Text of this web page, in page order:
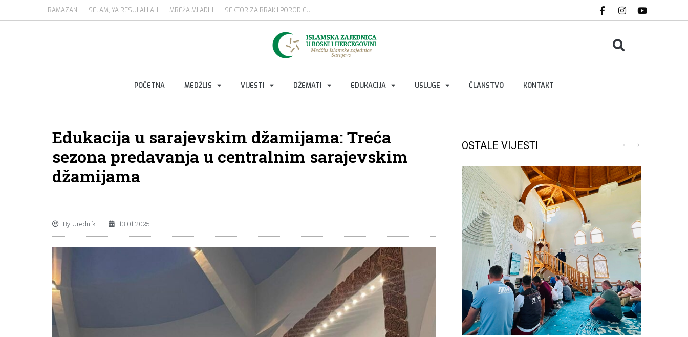
RAMAZAN SELAM, YA RESULALLAH MREŽA MLADIH SEKTOR ZA BRAK I PORODICU
POČETNA MEDŽLIS VIJESTI DŽEMATI EDUKACIJA USLUGE ČLANSTVO KONTAKT
Edukacija u sarajevskim džamijama: Treća
sezona predavanja u centralnim sarajevskim
džamijama
ByUrednik 13.01.2025.
OSTALE VIJESTI